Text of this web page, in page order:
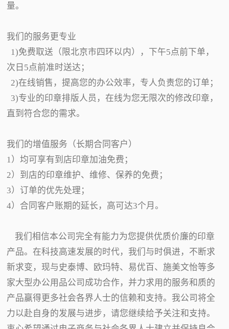
量。
我们的服务更专业
1)免费取送（限北京市四环以内），下午5点前下单，
次日5点前准时送达；
2)在线销售，提高您的办公效率，专人负责您的订单；
3)专业的印章排版人员，在线为您无限次的修改印章，
直到符合您的需求。
我们的增值服务（长期合同客户）
1）均可享有到店印章加油免费；
2）到店的印章维护、维修、保养的免费；
3）订单的优先处理；
4）合同客户账期的延长，高可达3个月。
我们相信本公司完全有能力为您提供优质价廉的印章
产品。在科技高速发展的时代，我们与时俱进，不断求
新求变，现与史泰博、欧玛特、易优百、施美文怡等多
家大型办公用品公司成功合作，并力求用的服务和质的
产品赢得更多社会各界人士的信赖和支持。我公司将全
力以赴自身的发展与进步，请您继续给予关注和支持。